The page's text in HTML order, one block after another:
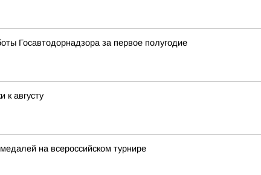
Госавтодорнадзора за первое полугодие
к августу
на всероссийском турнире